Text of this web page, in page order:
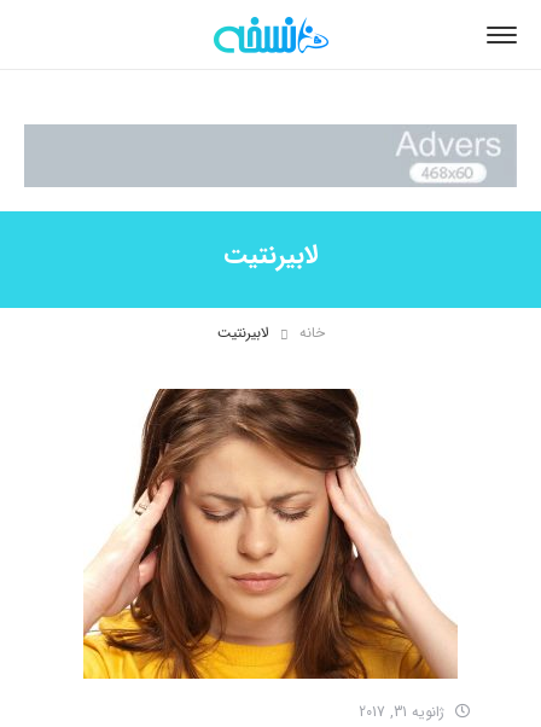
لابیرنتیت
خانه لابیرنتیت
ژانویه 31, 2017